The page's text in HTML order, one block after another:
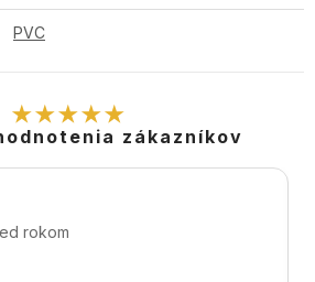
PVC
★★★★★
zákazníkov
rokom